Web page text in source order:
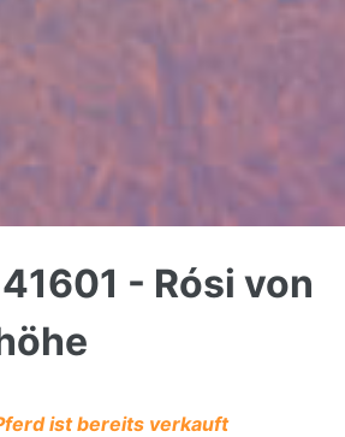
- Rósi von
ist bereits verkauft